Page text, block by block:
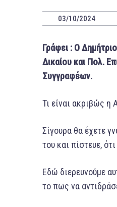
03/10/2024
Γράφει : Ο
Δικαίου και Πολ.
Συγγραφέων.
Τι είναι ακριβώς η
Σίγουρα θα έχετε
του και πίστευε,
Εδώ διερευνούμε
το πως να